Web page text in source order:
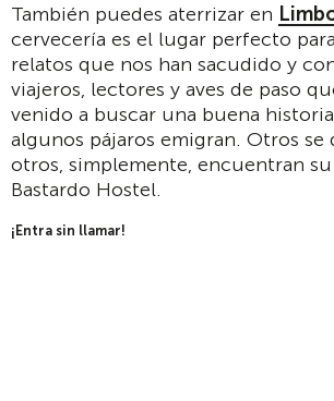
También puedes aterrizar en
cervecería es el lugar perfecto
relatos que nos han sacudido y
viajeros, lectores y aves de paso
venido a buscar una buena
algunos pájaros emigran. Otros se
otros, simplemente, encuentran
Bastardo Hostel.
¡Entra sin llamar!